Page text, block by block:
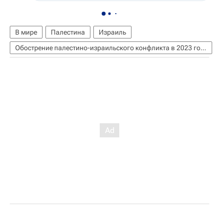
В мире Палестина
Израиль
Обострение палестино-израильского конфликта в 2023 году